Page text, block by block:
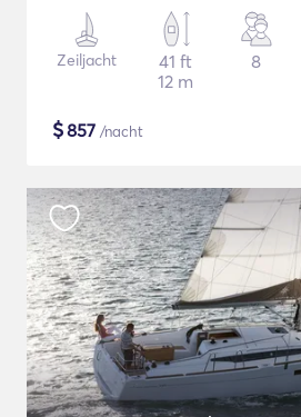
Zeiljacht
41 ft
12 m
8
$857 /nacht